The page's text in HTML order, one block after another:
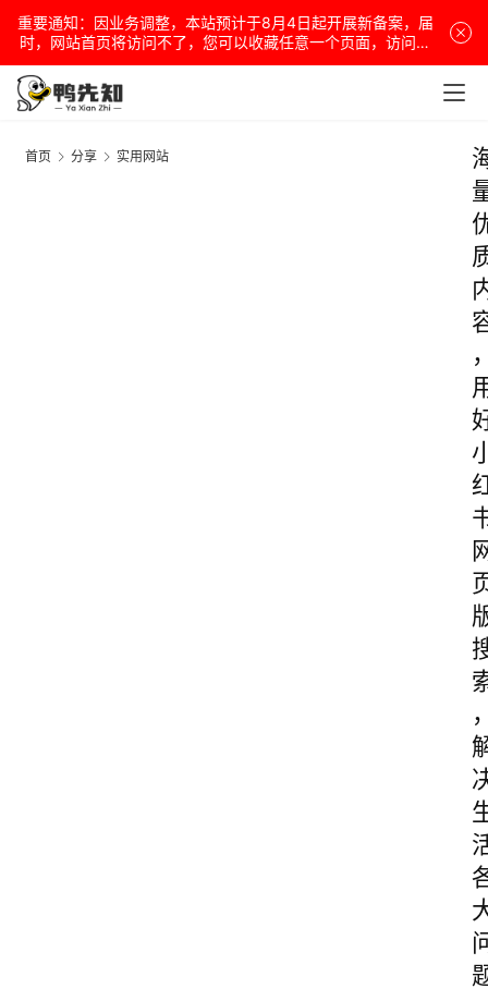
重要通知：因业务调整，本站预计于8月4日起开展新备案，届
时，网站首页将访问不了，您可以收藏任意一个页面，访问网
站！
首页 分享 实用网站